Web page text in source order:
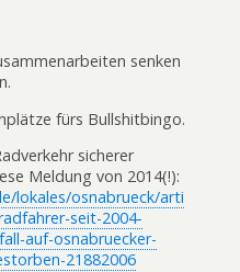
senken
fürs Bullshitbingo.
sicherer
Meldung von 2014(!):
lokales/osnabrueck/arti
seit-2004-
auf-osnabruecker-
21882006